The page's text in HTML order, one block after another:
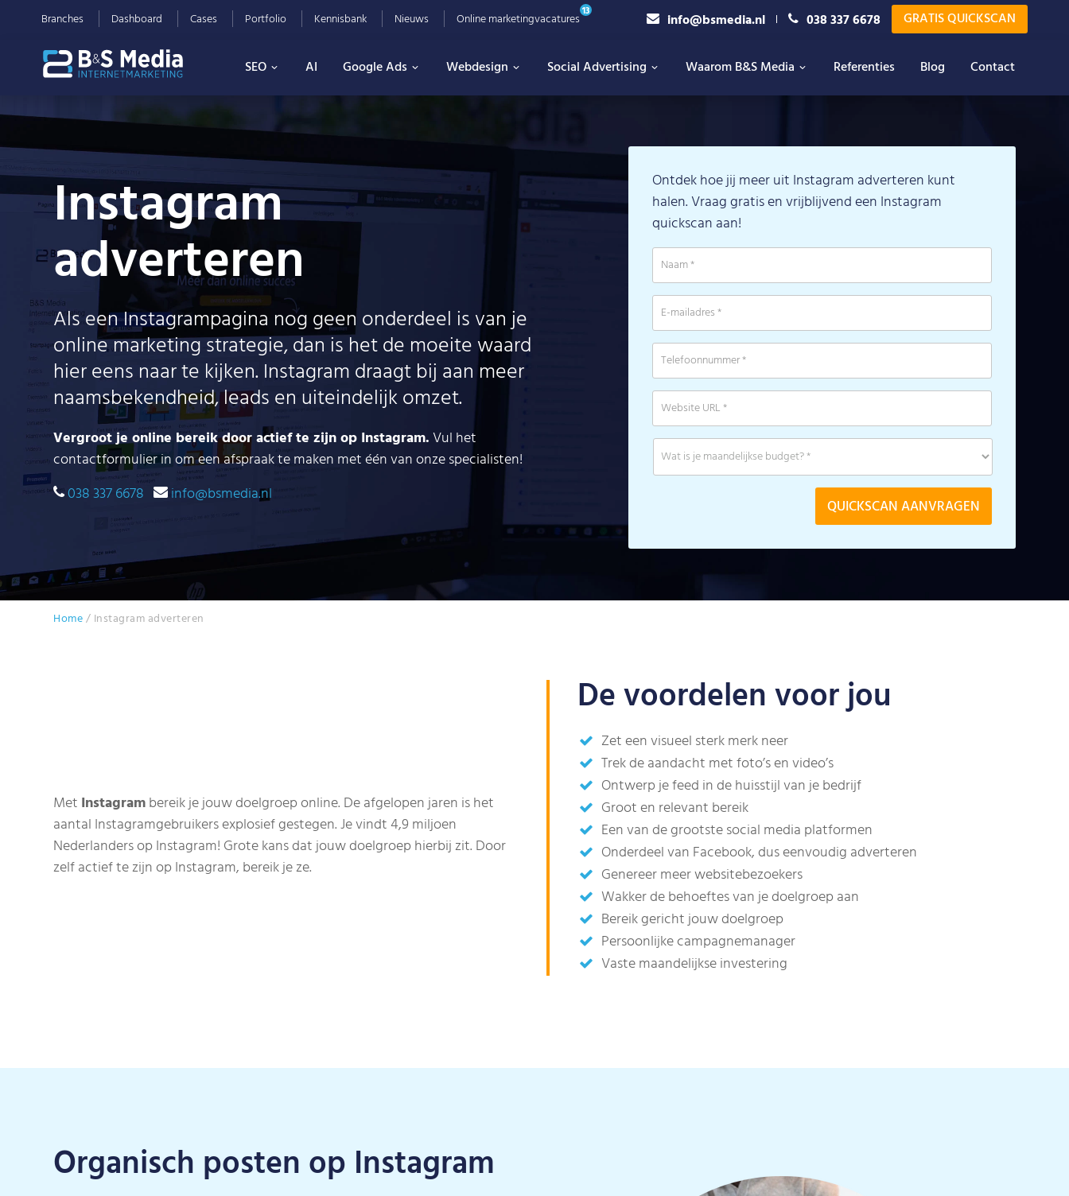
Branches Dashboard Cases Portfolio Kennisbank Nieuws Online marketingvacatures13 info@bsmedia.nl 038 337 6678 GRATIS QUICKSCAN
SEO AI Google Ads Webdesign Social Advertising Waarom B&S Media Referenties Blog Contact
Instagram
adverteren
Als een Instagrampagina nog geen onderdeel is van je
online marketing strategie, dan is het de moeite waard
hier eens naar te kijken. Instagram draagt bij aan meer
naamsbekendheid, leads en uiteindelijk omzet.
Vergroot je online bereik door actief te zijn op Instagram.Vul het
contactformulier in om een afspraak te maken met één van onze specialisten!
038 337 6678
info@bsmedia.nl
Ontdek hoe jij meer uit Instagram adverteren kunt
halen. Vraag gratis en vrijblijvend een Instagram
quickscan aan!
Home/ Instagram adverteren
Met Instagrambereik je jouw doelgroep online. De afgelopen jaren is het
aantal Instagramgebruikers explosief gestegen. Je vindt 4,9 miljoen
Nederlanders op Instagram! Grote kans dat jouw doelgroep hierbij zit. Door
zelf actief te zijn op Instagram, bereik je ze.
De voordelen voor jou
Zet een visueel sterk merk neer
Trek de aandacht met foto’s en video’s
Ontwerp je feed in de huisstijl van je bedrijf
Groot en relevant bereik
Een van de grootste social media platformen
Onderdeel van Facebook, dus eenvoudig adverteren
Genereer meer websitebezoekers
Wakker de behoeftes van je doelgroep aan
Bereik gericht jouw doelgroep
Persoonlijke campagnemanager
Vaste maandelijkse investering
Organisch posten op Instagram